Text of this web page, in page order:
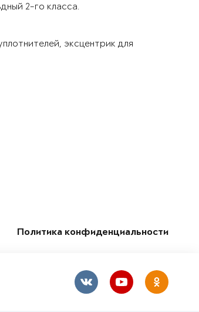
2-го класса.
эксцентрик для
Политика конфиденциальности